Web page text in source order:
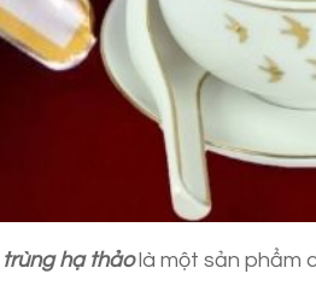
trùng hạ thảolà một sản phẩm